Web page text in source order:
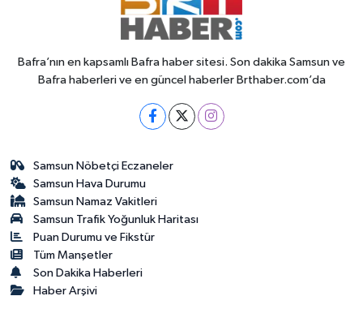
Bafra’nın en kapsamlı Bafra haber sitesi. Son dakika Samsun ve
Bafra haberleri ve en güncel haberler Brthaber.com’da
Samsun Nöbetçi Eczaneler
Samsun Hava Durumu
Samsun Namaz Vakitleri
Samsun Trafik Yoğunluk Haritası
Puan Durumu ve Fikstür
Tüm Manşetler
Son Dakika Haberleri
Haber Arşivi